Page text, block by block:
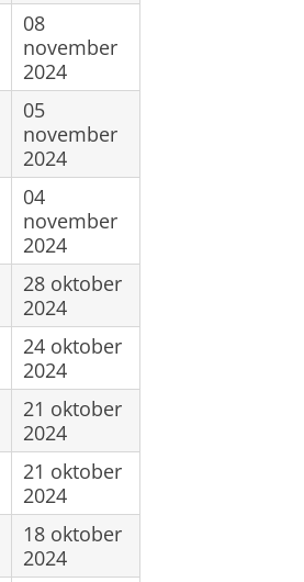
08
november
2024
05
november
2024
04
november
2024
28 oktober
2024
24 oktober
2024
21 oktober
2024
21 oktober
2024
18 oktober
2024